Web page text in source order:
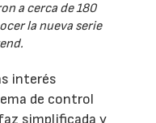
a cerca de 180
la nueva serie
interés
de control
simplificada y